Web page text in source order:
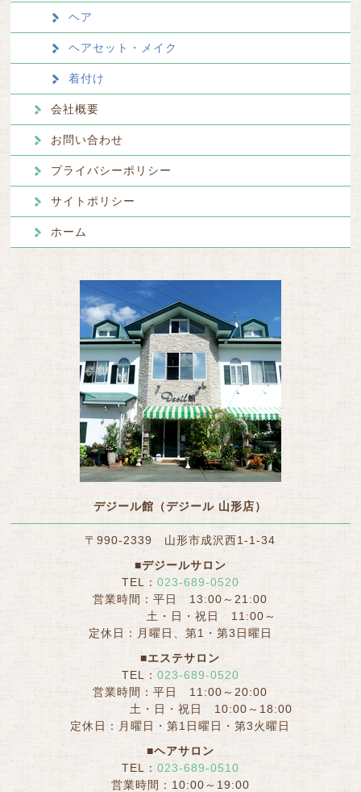
ヘア
ヘアセット・メイク
着付け
会社概要
お問い合わせ
プライバシーポリシー
サイトポリシー
ホーム
デジール館（デジール 山形店）
〒990-2339 山形市成沢西1-1-34
■デジールサロン
TEL：023-689-0520
営業時間：平日 13:00～21:00
土・日・祝日 11:00～
定休日：月曜日、第1・第3日曜日
■エステサロン
TEL： 023-689-0520
営業時間：平日 11:00～20:00
土・日・祝日 10:00～18:00
定休日：月曜日・第1日曜日・第3火曜日
■ヘアサロン
TEL：023-689-0510
営業時間：10:00～19:00